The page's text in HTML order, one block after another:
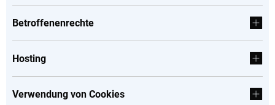
Betroffenenrechte
Hosting
Verwendung von Cookies